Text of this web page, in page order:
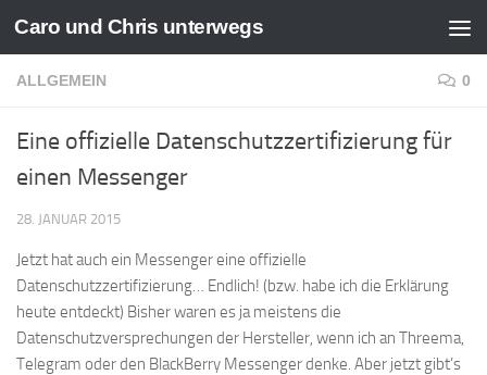
Zum Inhalt springen
Caro und Chris unterwegs
ALLGEMEIN 0
Eine offizielle Datenschutzzertifizierung für
einen Messenger
28. JANUAR 2015
Jetzt hat auch ein Messenger eine offizielle
Datenschutzzertifizierung… Endlich! (bzw. habe ich die Erklärung
heute entdeckt) Bisher waren es ja meistens die
Datenschutzversprechungen der Hersteller, wenn ich an Threema,
Telegram oder den BlackBerry Messenger denke. Aber jetzt gibt’s